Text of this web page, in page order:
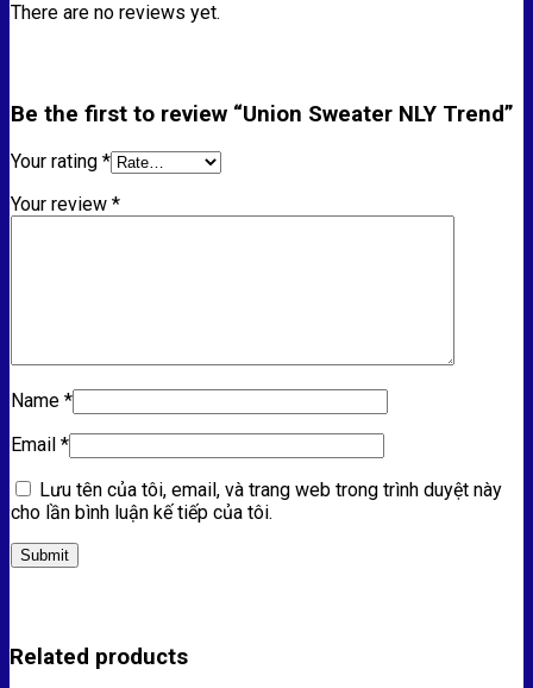
There are no reviews yet.
Be the first to review “Union Sweater NLY Trend”
Your rating *
Your review *
Name *
Email *
Lưu tên của tôi, email, và trang web trong trình duyệt này
cho lần bình luận kế tiếp của tôi.
Related products